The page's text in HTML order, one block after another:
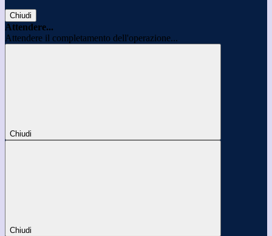
Chiudi
Attendere...
Attendere il completamento dell'operazione...
Chiudi
Chiudi